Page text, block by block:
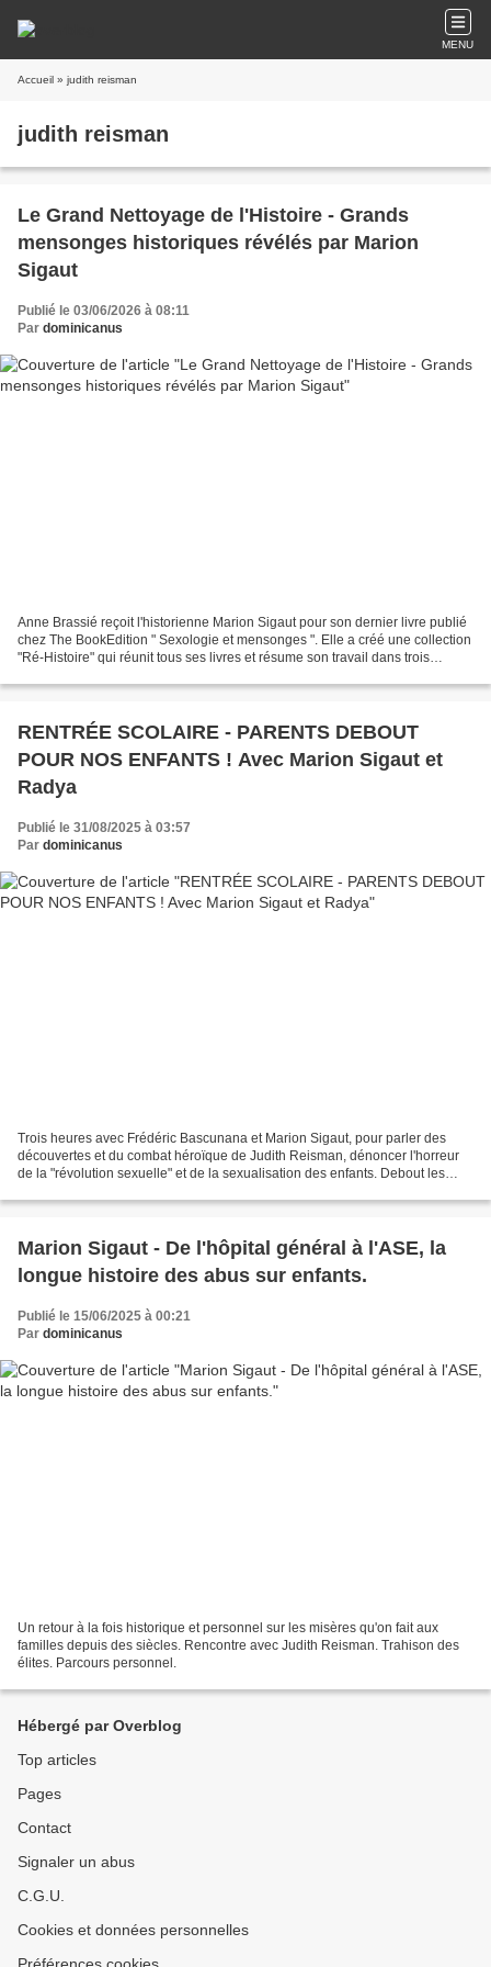
MENU
Accueil » judith reisman
judith reisman
Le Grand Nettoyage de l'Histoire - Grands
mensonges historiques révélés par Marion
Sigaut
Publié le 03/06/2026 à 08:11
Par dominicanus
Anne Brassié reçoit l'historienne Marion Sigaut pour son dernier livre publié
chez The BookEdition " Sexologie et mensonges ". Elle a créé une collection
"Ré-Histoire" qui réunit tous ses livres et résume son travail dans trois
RENTRÉE SCOLAIRE - PARENTS DEBOUT
POUR NOS ENFANTS ! Avec Marion Sigaut et
Radya
Publié le 31/08/2025 à 03:57
Par dominicanus
Trois heures avec Frédéric Bascunana et Marion Sigaut, pour parler des
découvertes et du combat héroïque de Judith Reisman, dénoncer l'horreur
de la "révolution sexuelle" et de la sexualisation des enfants. Debout les
Marion Sigaut - De l'hôpital général à l'ASE, la
longue histoire des abus sur enfants.
Publié le 15/06/2025 à 00:21
Par dominicanus
Un retour à la fois historique et personnel sur les misères qu'on fait aux
familles depuis des siècles. Rencontre avec Judith Reisman. Trahison des
élites. Parcours personnel.
Hébergé par Overblog
Top articles
Pages
Contact
Signaler un abus
C.G.U.
Cookies et données personnelles